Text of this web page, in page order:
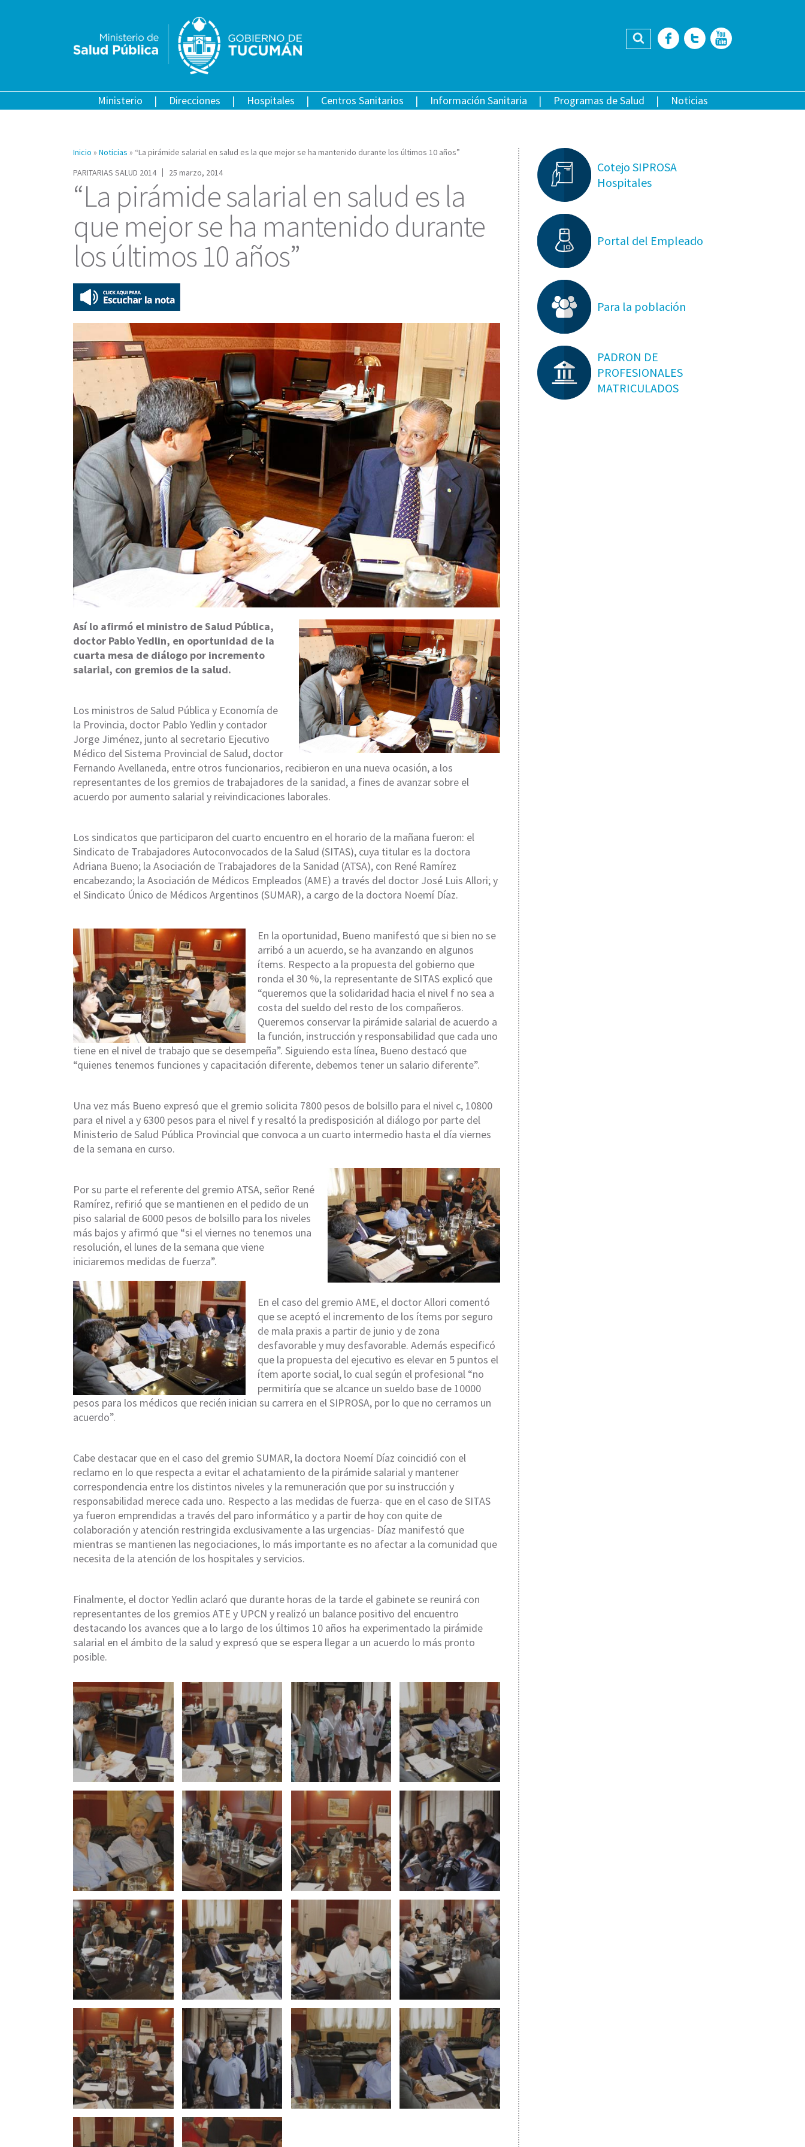
Buscar Facebook
Twitter
Ministerio Direcciones Hospitales Centros Sanitarios Información Sanitaria Programas de Salud Noticias
Inicio » Noticias » “La pirámide salarial en salud es la que mejor se ha mantenido durante los últimos 10 años”
PARITARIAS SALUD 2014
25 marzo, 2014
“La pirámide salarial en salud es la
que mejor se ha mantenido durante
los últimos 10 años”
Así lo afirmó el ministro de Salud Pública,
doctor Pablo Yedlin, en oportunidad de la
cuarta mesa de diálogo por incremento
salarial, con gremios de la salud.
Los ministros de Salud Pública y Economía de
la Provincia, doctor Pablo Yedlin y contador
Jorge Jiménez, junto al secretario Ejecutivo
Médico del Sistema Provincial de Salud, doctor
Fernando Avellaneda, entre otros funcionarios, recibieron en una nueva ocasión, a los
representantes de los gremios de trabajadores de la sanidad, a fines de avanzar sobre el
acuerdo por aumento salarial y reivindicaciones laborales.
Los sindicatos que participaron del cuarto encuentro en el horario de la mañana fueron: el
Sindicato de Trabajadores Autoconvocados de la Salud (SITAS), cuya titular es la doctora
Adriana Bueno; la Asociación de Trabajadores de la Sanidad (ATSA), con René Ramírez
encabezando; la Asociación de Médicos Empleados (AME) a través del doctor José Luis Allori; y
el Sindicato Único de Médicos Argentinos (SUMAR), a cargo de la doctora Noemí Díaz.
En la oportunidad, Bueno manifestó que si bien no se
arribó a un acuerdo, se ha avanzando en algunos
ítems. Respecto a la propuesta del gobierno que
ronda el 30 %, la representante de SITAS explicó que
“queremos que la solidaridad hacia el nivel f no sea a
costa del sueldo del resto de los compañeros.
Queremos conservar la pirámide salarial de acuerdo a
la función, instrucción y responsabilidad que cada uno
tiene en el nivel de trabajo que se desempeña”. Siguiendo esta línea, Bueno destacó que
“quienes tenemos funciones y capacitación diferente, debemos tener un salario diferente”.
Una vez más Bueno expresó que el gremio solicita 7800 pesos de bolsillo para el nivel c, 10800
para el nivel a y 6300 pesos para el nivel f y resaltó la predisposición al diálogo por parte del
Ministerio de Salud Pública Provincial que convoca a un cuarto intermedio hasta el día viernes
de la semana en curso.
Por su parte el referente del gremio ATSA, señor René
Ramírez, refirió que se mantienen en el pedido de un
piso salarial de 6000 pesos de bolsillo para los niveles
más bajos y afirmó que “si el viernes no tenemos una
resolución, el lunes de la semana que viene
iniciaremos medidas de fuerza”.
En el caso del gremio AME, el doctor Allori comentó
que se aceptó el incremento de los ítems por seguro
de mala praxis a partir de junio y de zona
desfavorable y muy desfavorable. Además especificó
que la propuesta del ejecutivo es elevar en 5 puntos el
ítem aporte social, lo cual según el profesional “no
permitiría que se alcance un sueldo base de 10000
pesos para los médicos que recién inician su carrera en el SIPROSA, por lo que no cerramos un
acuerdo”.
Cabe destacar que en el caso del gremio SUMAR, la doctora Noemí Díaz coincidió con el
reclamo en lo que respecta a evitar el achatamiento de la pirámide salarial y mantener
correspondencia entre los distintos niveles y la remuneración que por su instrucción y
responsabilidad merece cada uno. Respecto a las medidas de fuerza- que en el caso de SITAS
ya fueron emprendidas a través del paro informático y a partir de hoy con quite de
colaboración y atención restringida exclusivamente a las urgencias- Díaz manifestó que
mientras se mantienen las negociaciones, lo más importante es no afectar a la comunidad que
necesita de la atención de los hospitales y servicios.
Finalmente, el doctor Yedlin aclaró que durante horas de la tarde el gabinete se reunirá con
representantes de los gremios ATE y UPCN y realizó un balance positivo del encuentro
destacando los avances que a lo largo de los últimos 10 años ha experimentado la pirámide
salarial en el ámbito de la salud y expresó que se espera llegar a un acuerdo lo más pronto
posible.
Cotejo SIPROSA
Hospitales
Portal del Empleado
Para la población
PADRON DE
PROFESIONALES
MATRICULADOS